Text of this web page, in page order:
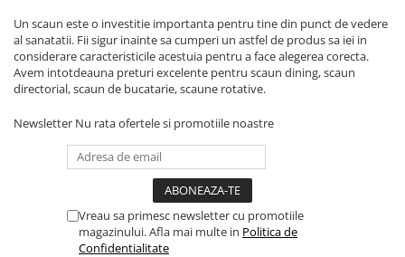
Un scaun este o investitie importanta pentru tine din punct de vedere
al sanatatii. Fii sigur inainte sa cumperi un astfel de produs sa iei in
considerare caracteristicile acestuia pentru a face alegerea corecta.
Avem intotdeauna preturi excelente pentru scaun dining, scaun
directorial, scaun de bucatarie, scaune rotative.
Newsletter Nu rata ofertele si promotiile noastre
Vreau sa primesc newsletter cu promotiile
magazinului. Afla mai multe in Politica de
Confidentialitate